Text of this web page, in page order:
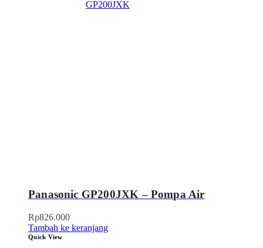
Panasonic GP200JXK – Pompa Air
Rp826.000
Tambah ke keranjang
Quick View